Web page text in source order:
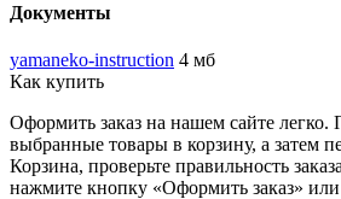
Документы
yamaneko-instruction 4 мб
Как купить
Оформить заказ на нашем сайте легко.
выбранные товары в корзину, а затем
Корзина, проверьте правильность
нажмите кнопку «Оформить заказ»